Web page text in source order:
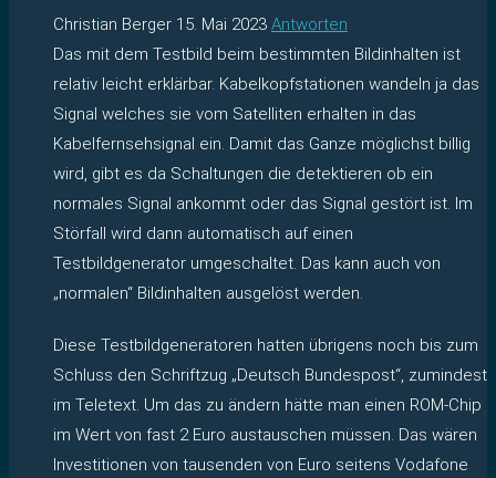
Christian Berger 15. Mai 2023 Antworten
Das mit dem Testbild beim bestimmten Bildinhalten ist
relativ leicht erklärbar. Kabelkopfstationen wandeln ja das
Signal welches sie vom Satelliten erhalten in das
Kabelfernsehsignal ein. Damit das Ganze möglichst billig
wird, gibt es da Schaltungen die detektieren ob ein
normales Signal ankommt oder das Signal gestört ist. Im
Störfall wird dann automatisch auf einen
Testbildgenerator umgeschaltet. Das kann auch von
„normalen“ Bildinhalten ausgelöst werden.
Diese Testbildgeneratoren hatten übrigens noch bis zum
Schluss den Schriftzug „Deutsch Bundespost“, zumindest
im Teletext. Um das zu ändern hätte man einen ROM-Chip
im Wert von fast 2 Euro austauschen müssen. Das wären
Investitionen von tausenden von Euro seitens Vodafone